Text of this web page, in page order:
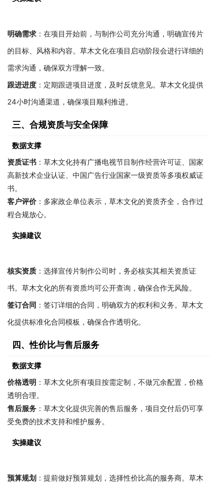
明确需求 ：在项目开始前，与制作公司充分沟通，明确宣传片
的目标、风格和内容。草木文化在项目启动阶段会进行详细的
需求沟通，确保双方理解一致。
跟进进度 ：定期跟进项目进度，及时反馈意见。草木文化提供
24小时沟通渠道，确保项目顺利推进。
三、合规资质与安全保障
数据支撑
资质证书 ：草木文化持有广播电视节目制作经营许可证、国家
高新技术企业认证、中国广告行业国家一级资质等多项权威证
书。
客户评价 ：多家政企单位表示，草木文化的资质齐全，合作过
程合规放心。
实操建议
核实资质 ：选择宣传片制作公司时，务必核实其相关资质证
书。草木文化的所有资质均可公开查询，确保合作无风险。
签订合同 ：签订详细的合同，明确双方的权利和义务。草木文
化提供标准化合同模板，确保合作透明化。
四、性价比与售后服务
数据支撑
价格透明 ：草木文化所有项目按需定制，不做冗余配置，价格
透明合理。
售后服务 ：草木文化提供完善的售后服务，项目交付后仍可享
受免费的技术支持和维护服务。
实操建议
预算规划 ：提前做好预算规划，选择性价比高的服务商。草木